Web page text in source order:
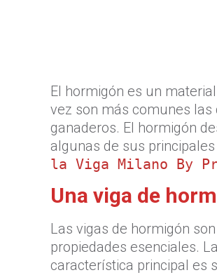
El hormigón es un
vez son más comunes
ganaderos. El hormigón
algunas de sus
la Viga Milano By
Una viga de
Las vigas de hormigón
propiedades esenciales.
característica principal es